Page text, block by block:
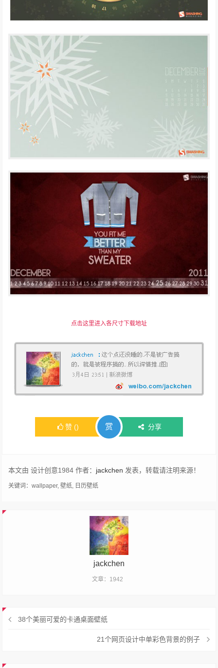
点击这里进入各尺寸下载地址
赞 () 赏 分享
本文由 设计创意1984 作者： jackchen 发表，转载请注明来源！
关键词：wallpaper,壁纸 日历壁纸
jackchen
文章：1942
38个美丽可爱的卡通桌面壁纸
21个网页设计中单彩色背景的例子